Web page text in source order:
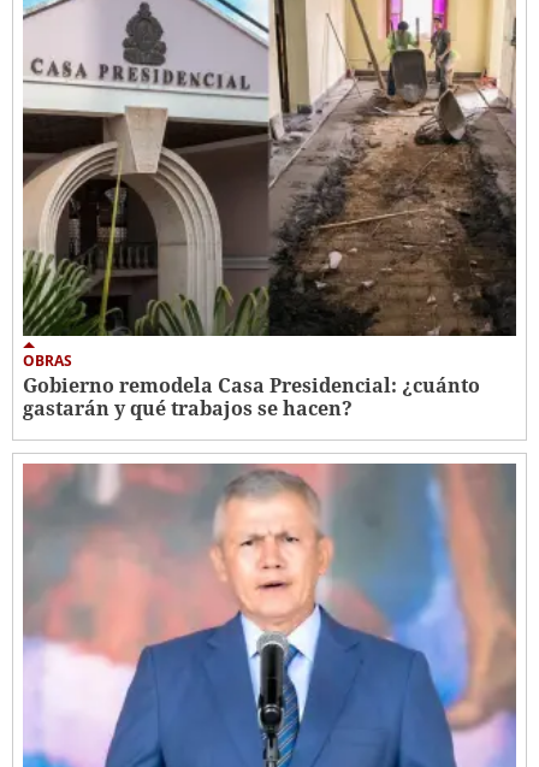
OBRAS
Gobierno remodela Casa Presidencial: ¿cuánto
gastarán y qué trabajos se hacen?